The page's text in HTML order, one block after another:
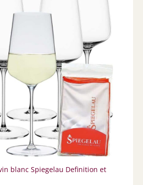
blanc Spiegelau Definition et